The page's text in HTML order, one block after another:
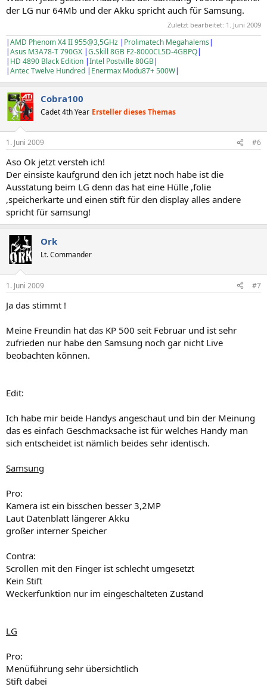
der LG nur 64Mb und der Akku spricht auch für Samsung.
Zuletzt bearbeitet: 1. Juni 2009
|AMD Phenom X4 II 955@3,5GHz | Prolimatech Megahalems|
|Asus M3A78-T 790GX |G.Skill 8GB F2-8000CL5D-4GBPQ|
| HD 4890 Black Edition |Intel Postville 80GB|
|Antec Twelve Hundred | Enermax Modu87+ 500W|
Cobra100
Cadet 4th Year Ersteller dieses Themas
1. Juni 2009 #6
Aso Ok jetzt versteh ich!
Der einsiste kaufgrund den ich jetzt noch habe ist die
Ausstatung beim LG denn das hat eine Hülle ,folie
,speicherkarte und einen stift für den display alles andere
spricht für samsung!
Ork
Lt. Commander
1. Juni 2009 #7
Ja das stimmt !
Meine Freundin hat das KP 500 seit Februar und ist sehr
zufrieden nur habe den Samsung noch gar nicht Live
beobachten können.
Edit:
Ich habe mir beide Handys angeschaut und bin der Meinung
das es einfach Geschmacksache ist für welches Handy man
sich entscheidet ist nämlich beides sehr identisch.
Samsung
Pro:
Kamera ist ein bisschen besser 3,2MP
Laut Datenblatt längerer Akku
großer interner Speicher
Contra:
Scrollen mit den Finger ist schlecht umgesetzt
Kein Stift
Weckerfunktion nur im eingeschalteten Zustand
LG
Pro:
Menüführung sehr übersichtlich
Stift dabei